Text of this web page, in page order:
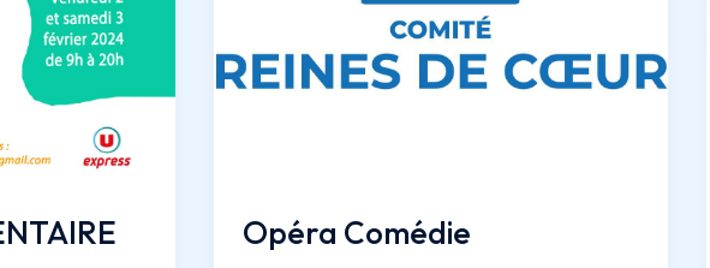
Opéra Comédie